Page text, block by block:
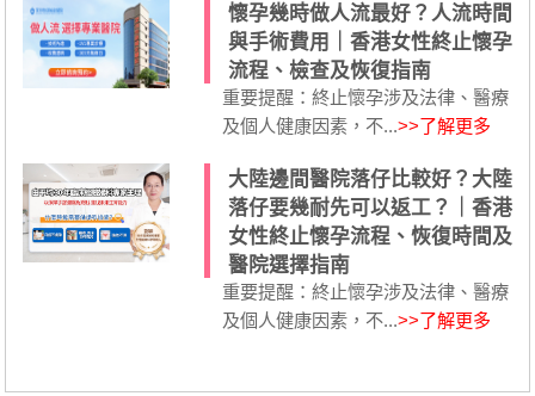
懷孕幾時做人流最好？人流時間
與手術費用｜香港女性終止懷孕
流程、檢查及恢復指南
重要提醒：終止懷孕涉及法律、醫療
及個人健康因素，不...>>了解更多
大陸邊間醫院落仔比較好？大陸
落仔要幾耐先可以返工？｜香港
女性終止懷孕流程、恢復時間及
醫院選擇指南
重要提醒：終止懷孕涉及法律、醫療
及個人健康因素，不...>>了解更多